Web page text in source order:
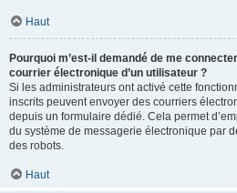
Haut
Pourquoi m’est-il demandé de me
courrier électronique d’un utilisateur ?
Si les administrateurs ont activé cette
inscrits peuvent envoyer des courriers
depuis un formulaire dédié. Cela permet
du système de messagerie électronique par
des robots.
Haut